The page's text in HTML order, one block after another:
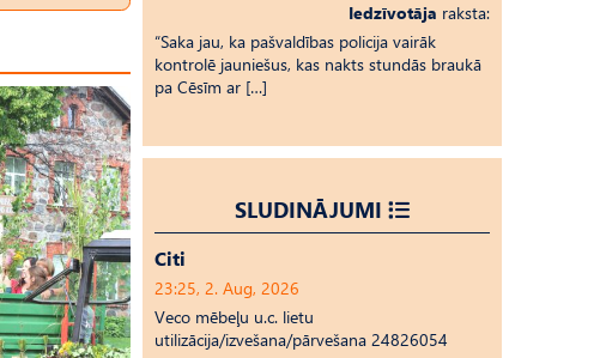
Iedzīvotāja raksta:
“Saka jau, ka pašvaldības policija vairāk
kontrolē jauniešus, kas nakts stundās braukā
pa Cēsīm ar […]
SLUDINĀJUMI
Citi
23:25, 2. Aug, 2026
Veco mēbeļu u.c. lietu
utilizācija/izvešana/pārvešana 24826054